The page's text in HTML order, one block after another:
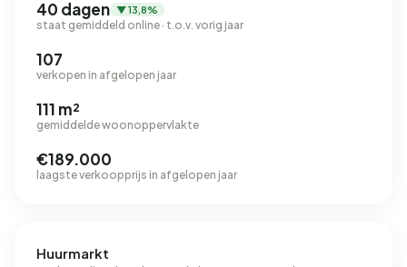
40 dagen ▼ 13,8%
staat gemiddeld online · t.o.v. vorig jaar
107
verkopen in afgelopen jaar
111 m²
gemiddelde woonoppervlakte
€189.000
laagste verkoopprijs in afgelopen jaar
Huurmarkt